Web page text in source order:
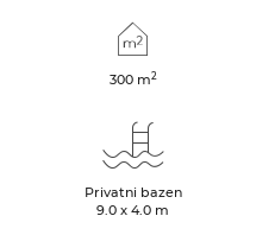
300 m2
Privatni bazen
9.0 x 4.0 m